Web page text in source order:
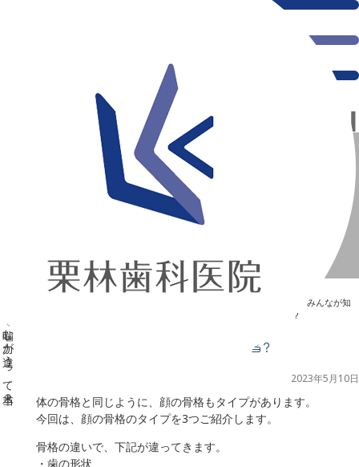
千葉県の新浦安にある歯医者｜Q.顔の骨格の違いで噛む力が違うって本当？ Q.顔の骨格の違いで噛む力が違うって本当？
みんなが知
Q.顔の骨格の違いで噛む力が違うって本当？
Q.顔の骨格の違いで噛む力が違うって本当？
2023年5月10日
体の骨格と同じように、顔の骨格もタイプがあります。
今回は、顔の骨格のタイプを3つご紹介します。
骨格の違いで、下記が違ってきます。
・歯の形状